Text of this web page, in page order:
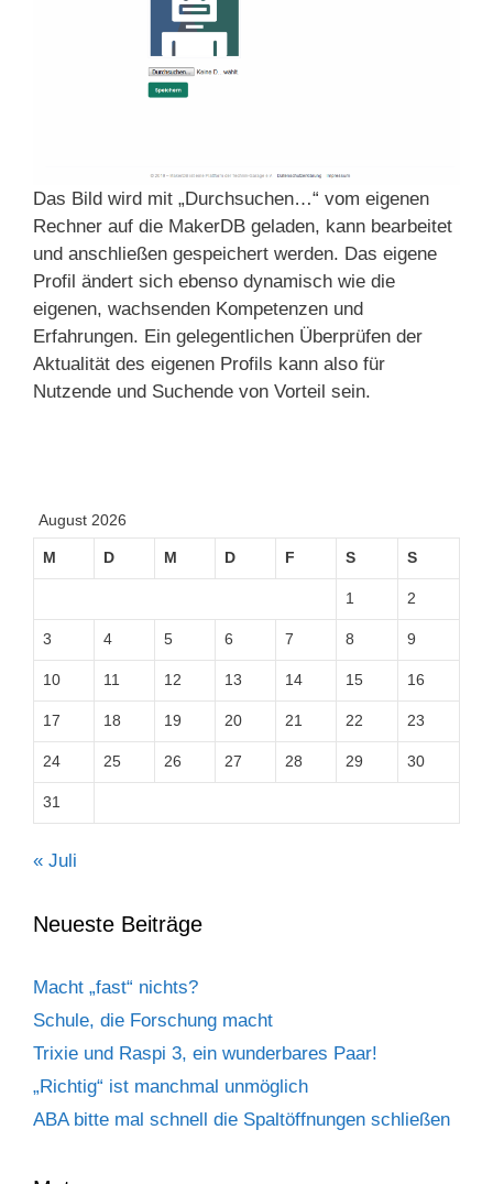
Das Bild wird mit „Durchsuchen…“ vom eigenen
Rechner auf die MakerDB geladen, kann bearbeitet
und anschließen gespeichert werden. Das eigene
Profil ändert sich ebenso dynamisch wie die
eigenen, wachsenden Kompetenzen und
Erfahrungen. Ein gelegentlichen Überprüfen der
Aktualität des eigenen Profils kann also für
Nutzende und Suchende von Vorteil sein.
August 2026
M D M D F S S
1 2
3 4 5 6 7 8 9
10 11 12 13 14 15 16
17 18 19 20 21 22 23
24 25 26 27 28 29 30
31
« Juli
Neueste Beiträge
Macht „fast“ nichts?
Schule, die Forschung macht
Trixie und Raspi 3, ein wunderbares Paar!
„Richtig“ ist manchmal unmöglich
ABA bitte mal schnell die Spaltöffnungen schließen